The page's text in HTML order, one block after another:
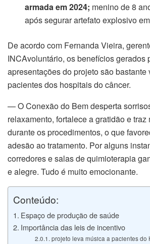
panel
panel
panel
panel
panel
panel
panel
panel
panel
armada em 2024; menino de 8
após segurar artefato explosivo
De acordo com Fernanda Vieira,
INCAvoluntário, os benefícios gerados
apresentações do projeto são bastante
pacientes dos hospitais do câncer.
— O Conexão do Bem desperta
relaxamento, fortalece a gratidão e
durante os procedimentos, o que
adesão ao tratamento. Por alguns
corredores e salas de quimioterapia
e alegre. Tudo é muito emocionante.
Conteúdo:
Espaço de produção de saúde
Importância das leis de incentivo
projeto leva música a pacientes do